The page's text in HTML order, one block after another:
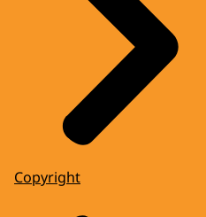
Copyright